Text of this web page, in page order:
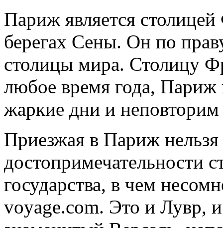
Париж является
берегах Сены. Он по
столицы мира. Столицу
любое время года, Париж
жаркие дни и
Приезжая в Париж
достопримечательности
государства, в чем
voyage.com. Это и Лувр,